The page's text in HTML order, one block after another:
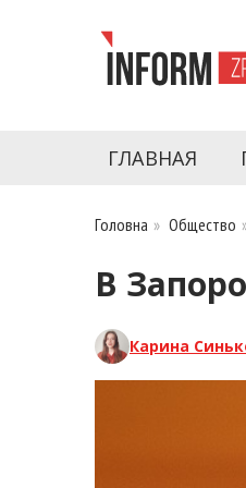
последние
ГЛАВНАЯ
Головна » Общество
В
Карина